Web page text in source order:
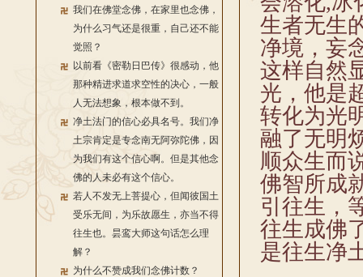
我们在佛堂念佛，在家里也念佛，
为什么习气还是很重，自己还不能
觉照？
以前看《密勒日巴传》很感动，他
那种精进求道求空性的决心，一般
人无法想象，根本做不到。
净土法门的信心必具名号。我们净
土宗肯定是专念南无阿弥陀佛，因
为我们有这个信心啊。但是其他念
佛的人未必有这个信心。
若人不发无上菩提心，但闻彼国土
受乐无间，为乐故愿生，亦当不得
往生也。昙鸾大师这句话怎么理
解？
为什么不赞成我们念佛计数？
生者无生
净境，妄
这样自然
光，他是
转化为光
融了无明
顺众生而
佛智所成
引往生，
往生成佛
是往生净